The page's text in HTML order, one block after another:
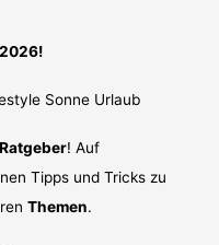
Ratgeber! Auf
Tipps und Tricks zu
Themen.